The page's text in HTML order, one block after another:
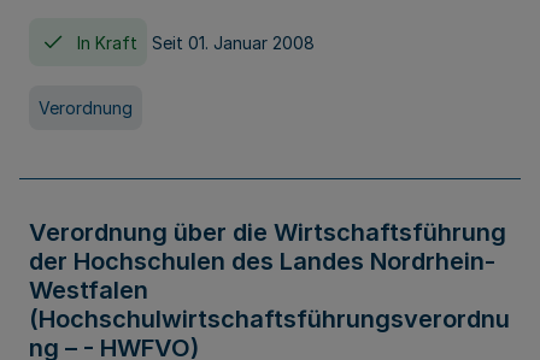
In Kraft Seit 01. Januar 2008
Verordnung
Verordnung über die Wirtschaftsführung
der Hochschulen des Landes Nordrhein-
Westfalen
(Hochschulwirtschaftsführungsverordnu
ng – - HWFVO)